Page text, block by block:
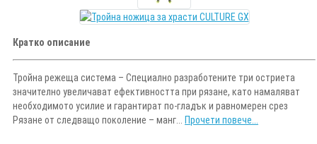
Кратко описание
Тройна режеща система – Специално разработените три остриета
значително увеличават ефективността при рязане, като намаляват
необходимото усилие и гарантират по-гладък и равномерен срез
Рязане от следващо поколение – манг... Прочети повече...